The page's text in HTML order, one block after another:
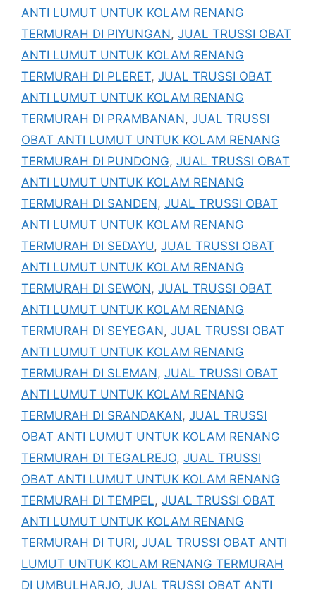
ANTI LUMUT UNTUK KOLAM RENANG
TERMURAH DI PIYUNGAN, JUAL TRUSSI OBAT
ANTI LUMUT UNTUK KOLAM RENANG
TERMURAH DI PLERET, JUAL TRUSSI OBAT
ANTI LUMUT UNTUK KOLAM RENANG
TERMURAH DI PRAMBANAN, JUAL TRUSSI
OBAT ANTI LUMUT UNTUK KOLAM RENANG
TERMURAH DI PUNDONG, JUAL TRUSSI OBAT
ANTI LUMUT UNTUK KOLAM RENANG
TERMURAH DI SANDEN, JUAL TRUSSI OBAT
ANTI LUMUT UNTUK KOLAM RENANG
TERMURAH DI SEDAYU, JUAL TRUSSI OBAT
ANTI LUMUT UNTUK KOLAM RENANG
TERMURAH DI SEWON, JUAL TRUSSI OBAT
ANTI LUMUT UNTUK KOLAM RENANG
TERMURAH DI SEYEGAN, JUAL TRUSSI OBAT
ANTI LUMUT UNTUK KOLAM RENANG
TERMURAH DI SLEMAN, JUAL TRUSSI OBAT
ANTI LUMUT UNTUK KOLAM RENANG
TERMURAH DI SRANDAKAN, JUAL TRUSSI
OBAT ANTI LUMUT UNTUK KOLAM RENANG
TERMURAH DI TEGALREJO, JUAL TRUSSI
OBAT ANTI LUMUT UNTUK KOLAM RENANG
TERMURAH DI TEMPEL, JUAL TRUSSI OBAT
ANTI LUMUT UNTUK KOLAM RENANG
TERMURAH DI TURI, JUAL TRUSSI OBAT ANTI
LUMUT UNTUK KOLAM RENANG TERMURAH
DI UMBULHARJO, JUAL TRUSSI OBAT ANTI